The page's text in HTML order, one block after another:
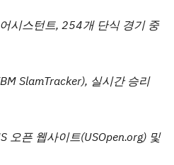
시스턴트, 254개 단식 경기 중
SlamTracker), 실시간 승리
오픈 웹사이트(USOpen.org) 및